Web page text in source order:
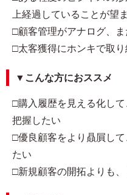
上経過していることが望
□顧客管理がアナログ、
□太客獲得にホンキで取
▼こんな方におススメ
□購入履歴を見える化し
把握したい
□優良顧客をより贔屓し
たい
□新規顧客の開拓よりも